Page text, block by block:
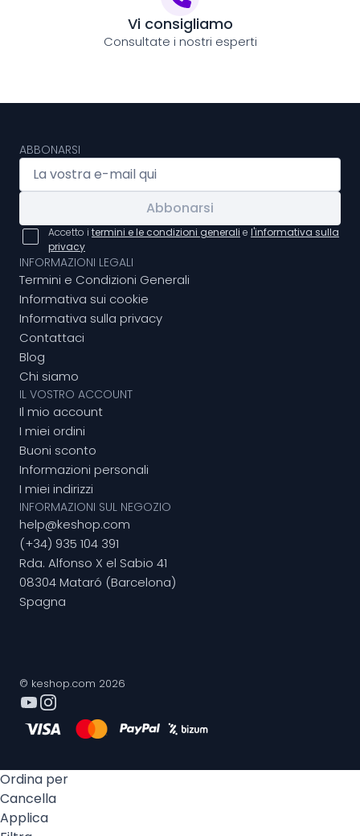
Vi consigliamo
Consultate i nostri esperti
ABBONARSI
Abbonarsi
Accetto i termini e le condizioni generali e l'informativa sulla
privacy
INFORMAZIONI LEGALI
Termini e Condizioni Generali
Informativa sui cookie
Informativa sulla privacy
Contattaci
Blog
Chi siamo
IL VOSTRO ACCOUNT
Il mio account
I miei ordini
Buoni sconto
Informazioni personali
I miei indirizzi
INFORMAZIONI SUL NEGOZIO
help@keshop.com
(+34) 935 104 391
Rda. Alfonso X el Sabio 41
08304 Mataró (Barcelona)
Spagna
© keshop.com 2026
Ordina per
Cancella
Applica